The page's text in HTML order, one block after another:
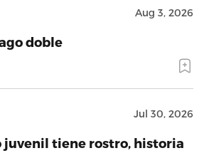
Aug 3, 2026
doble
Jul 30, 2026
juvenil tiene rostro, historia